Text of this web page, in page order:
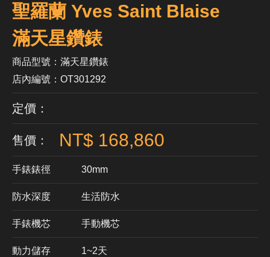
聖羅蘭 Yves Saint Blaise
滿天星鑽錶
商品型號：滿天星鑽錶
店內編號：OT301292
定價：
售價： NT$ 168,860
手錶錶徑 30mm
防水深度 生活防水
手錶機芯 ​手動機芯
動力儲存 1~2天